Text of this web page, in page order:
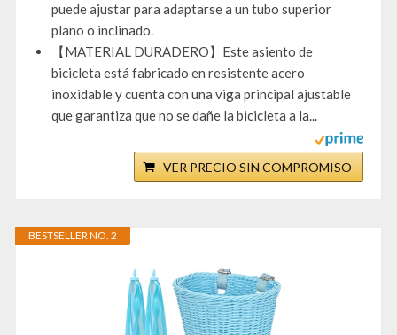
puede ajustar para adaptarse a un tubo superior
plano o inclinado.
【MATERIAL DURADERO】Este asiento de
bicicleta está fabricado en resistente acero
inoxidable y cuenta con una viga principal ajustable
que garantiza que no se dañe la bicicleta a la...
VER PRECIO SIN COMPROMISO
BESTSELLER NO. 2